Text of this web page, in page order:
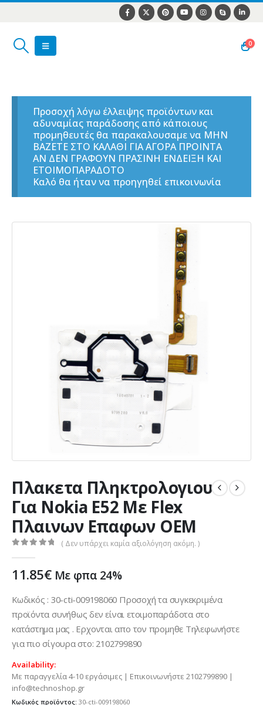
0
Προσοχή λόγω έλλειψης προϊόντων και
αδυναμίας παράδοσης από κάποιους
προμηθευτές θα παρακαλουσαμε να ΜΗΝ
ΒΑΖΕΤΕ ΣΤΟ ΚΑΛΑΘΙ ΓΙΑ ΑΓΟΡΑ ΠΡΟΙΝΤΑ
ΑΝ ΔΕΝ ΓΡΑΦΟΥΝ ΠΡΑΣΙΝΗ ΕΝΔΕΙΞΗ ΚΑΙ
ΕΤΟΙΜΟΠΑΡΑΔΟΤΟ
Καλό θα ήταν να προηγηθεί επικοινωνία
Πλακετα Πληκτρολογιου
Για Nokia E52 Με Flex
Πλαινων Επαφων OEM
( Δεν υπάρχει καμία αξιολόγηση ακόμη. )
11.85€ Με φπα 24%
Κωδικός : 30-cti-009198060 Προσοχή τα συγκεκριμένα
προϊόντα συνήθως δεν είναι ετοιμοπαράδοτα στο
κατάστημα μας . Ερχονται απο τον προμηθε Τηλεφωνήστε
για πιο σίγουρα στο: 2102799890
Availability:
Με παραγγελία 4-10 εργάσιμες | Επικοινωνήστε 2102799890 |
info@technoshop.gr
Κωδικός προϊόντος: 30-cti-009198060